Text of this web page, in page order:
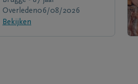
Overleden06/08/2026
Bekijken